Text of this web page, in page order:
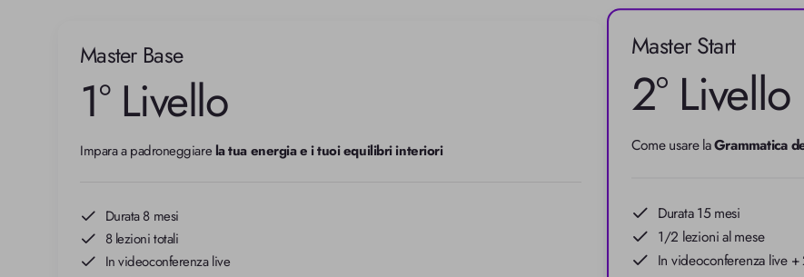
Master Base
1° Livello
Impara a padroneggiare la tua energia e i tuoi equilibri interiori
Durata 8 mesi
8 lezioni totali
In videoconferenza live
Master Start
2° Livello
Come usare la Grammatica
Durata 15 mesi
1/2 lezioni al mese
In videoconferenza live